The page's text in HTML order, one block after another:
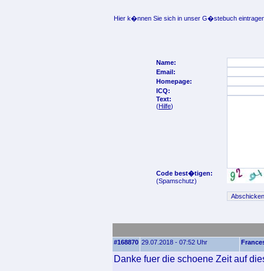
Hier k�nnen Sie sich in unser G�stebuch
Name:
Email:
Homepage:
ICQ:
Text:
(Hilfe)
Code best�tigen:
(Spamschutz)
#168870 29.07.2018 - 07:52 Uhr
Danke fuer die schoene Zeit auf